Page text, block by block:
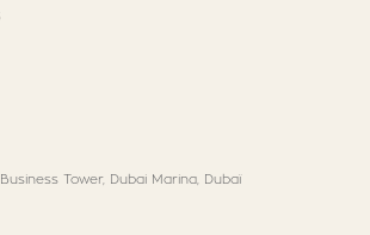
Tower, Dubai Marina, Dubaï